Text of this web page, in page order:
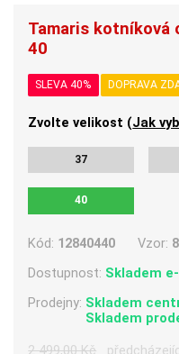
Tamaris kotníková
40
SLEVA 40% DOPRAVA
Zvolte velikost (Jak
37
40
Kód: 12840440 Vzor:
Dostupnost: Skladem
Prodejny: Skladem
Skladem
2 499,00 Kč